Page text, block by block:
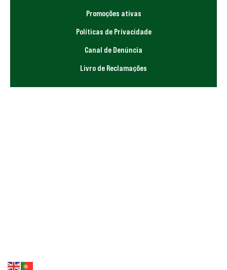
Promoções ativas
Políticas de Privacidade
Canal de Denúncia
Livro de Reclamações